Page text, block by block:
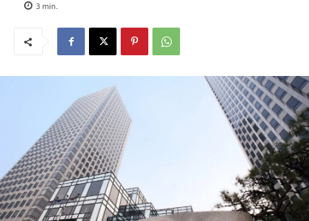
3 min.